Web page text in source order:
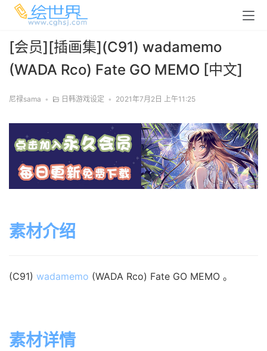
[会员][插画集](C91) wadamemo
(WADA Rco) Fate GO MEMO [中文]
尼禄sama • 日韩游戏设定 • 2021年7月2日 上午11:25
素材介绍
(C91) wadamemo (WADA Rco) Fate GO MEMO 。
素材详情